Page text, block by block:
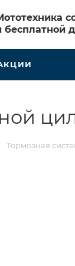
бесплатной
Тормозная